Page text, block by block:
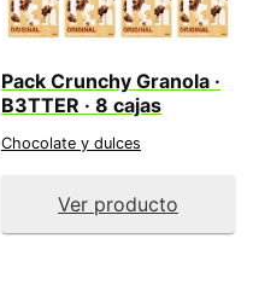
Pack Crunchy Granola ·
B3TTER · 8 cajas
Chocolate y dulces
Ver producto